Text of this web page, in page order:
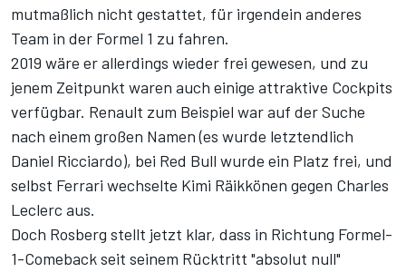
mutmaßlich nicht gestattet, für irgendein anderes
Team in der Formel 1 zu fahren.
2019 wäre er allerdings wieder frei gewesen, und zu
jenem Zeitpunkt waren auch einige attraktive Cockpits
verfügbar. Renault zum Beispiel war auf der Suche
nach einem großen Namen (es wurde letztendlich
Daniel Ricciardo), bei Red Bull wurde ein Platz frei, und
selbst Ferrari wechselte Kimi Räikkönen gegen Charles
Leclerc aus.
Doch Rosberg stellt jetzt klar, dass in Richtung Formel-
1-Comeback seit seinem Rücktritt "absolut null"